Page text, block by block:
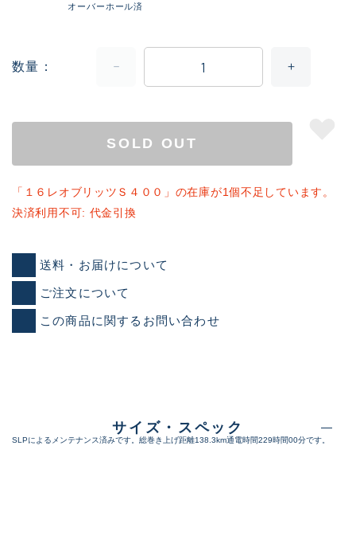
オーバーホール済
数量
SOLD OUT
「１６レオブリッツＳ４００」の在庫が1個不足しています。
決済利用不可: 代金引換
送料・お届けについて
ご注文について
この商品に関するお問い合わせ
サイズ・スペック
SLPによるメンテナンス済みです。総巻き上げ距離138.3km通電時間229時間00分です。